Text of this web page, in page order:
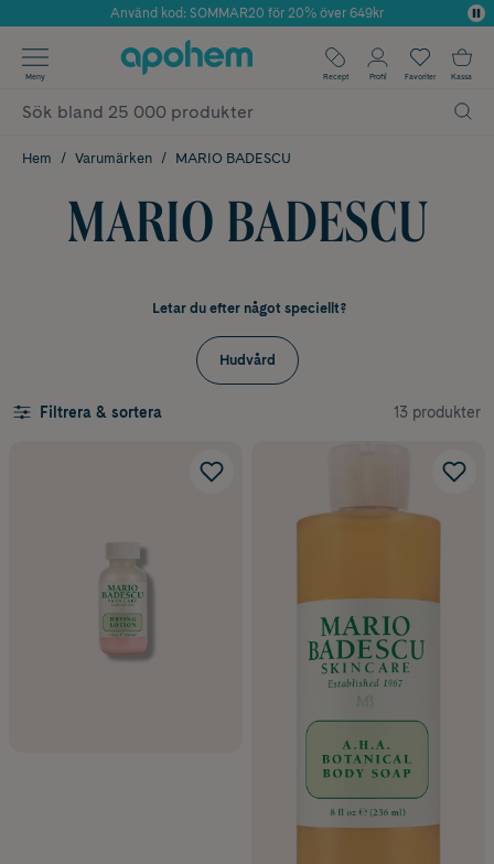
Årets Butik 2025 inom Skönhet
Använd kod: SOMMAR20 för 20% över 649kr
✓ Fri frakt
✓ Poäng på alla köp*
Meny Recept Profil Favoriter Kassa
Hem Varumärken MARIO BADESCU
MARIO BADESCU
Letar du efter något speciellt?
Hudvård
Filtrera & sortera 13 produkter